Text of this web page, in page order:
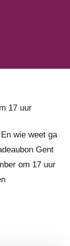
17 uur
wie weet ga
Gent
om 17 uur